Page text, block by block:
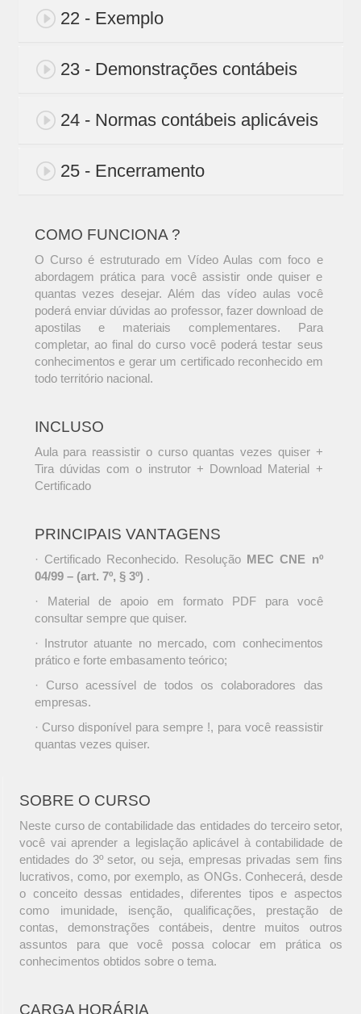
22 - Exemplo
23 - Demonstrações contábeis
24 - Normas contábeis aplicáveis
25 - Encerramento
COMO FUNCIONA ?
O Curso é estruturado em Vídeo Aulas com foco e
abordagem prática para você assistir onde quiser e
quantas vezes desejar. Além das vídeo aulas você
poderá enviar dúvidas ao professor, fazer download de
apostilas e materiais complementares. Para
completar, ao final do curso você poderá testar seus
conhecimentos e gerar um certificado reconhecido em
todo território nacional.
INCLUSO
Aula para reassistir o curso quantas vezes quiser +
Tira dúvidas com o instrutor + Download Material +
Certificado
PRINCIPAIS VANTAGENS
· Certificado Reconhecido. Resolução MEC CNE nº
04/99 – (art. 7º, § 3º) .
· Material de apoio em formato PDF para você
consultar sempre que quiser.
· Instrutor atuante no mercado, com conhecimentos
prático e forte embasamento teórico;
· Curso acessível de todos os colaboradores das
empresas.
· Curso disponível para sempre !, para você reassistir
quantas vezes quiser.
SOBRE O CURSO
Neste curso de contabilidade das entidades do terceiro setor,
você vai aprender a legislação aplicável à contabilidade de
entidades do 3º setor, ou seja, empresas privadas sem fins
lucrativos, como, por exemplo, as ONGs. Conhecerá, desde
o conceito dessas entidades, diferentes tipos e aspectos
como imunidade, isenção, qualificações, prestação de
contas, demonstrações contábeis, dentre muitos outros
assuntos para que você possa colocar em prática os
conhecimentos obtidos sobre o tema.
CARGA HORÁRIA